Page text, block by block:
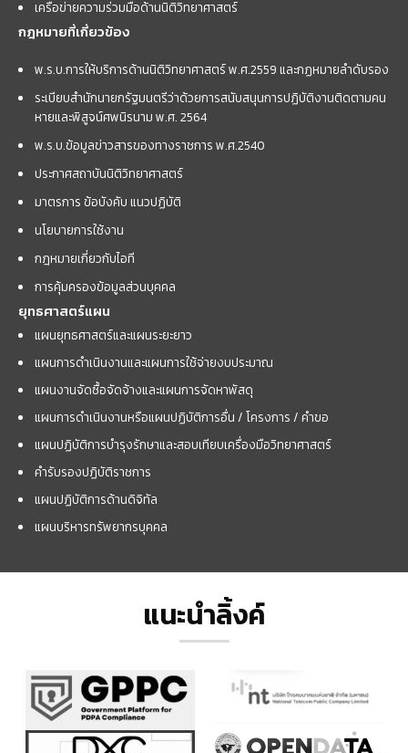
เครือข่ายความร่วมมือด้านนิติวิทยาศาสตร์
กฎหมายที่เกี่ยวข้อง
พ.ร.บ.การให้บริการด้านนิติวิทยาศาสตร์ พ.ศ.2559 และกฏหมายลำดับรอง
ระเบียบสำนักนายกรัฐมนตรีว่าด้วยการสนับสนุนการปฏิบัติงานติดตามคน
หายและพิสูจน์ศพนิรนาม พ.ศ. 2564
พ.ร.บ.ข้อมูลข่าวสารของทางราชการ พ.ศ.2540
ประกาศสถาบันนิติวิทยาศาสตร์
มาตรการ ข้อบังคับ แนวปฏิบัติ
นโยบายการใช้งาน
กฎหมายเกี่ยวกับไอที
การคุ้มครองข้อมูลส่วนบุคคล
ยุทธศาสตร์แผน
แผนยุทธศาสตร์และแผนระยะยาว
แผนการดำเนินงานและแผนการใช้จ่ายงบประมาณ
แผนงานจัดซื้อจัดจ้างและแผนการจัดหาพัสดุ
แผนการดำเนินงานหรือแผนปฏิบัติการอื่น / โครงการ / คำขอ
แผนปฏิบัติการบำรุงรักษาและสอบเทียบเครื่องมือวิทยาศาสตร์
คำรับรองปฏิบัติราชการ
แผนปฏิบัติการด้านดิจิทัล
แผนบริหารทรัพยากรบุคคล
แนะนำลิ้งค์